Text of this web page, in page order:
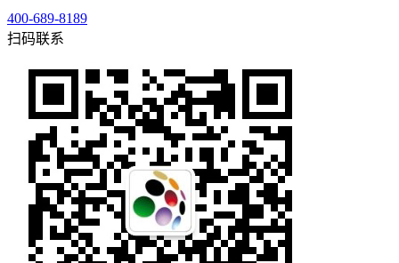
400-689-8189
扫码联系